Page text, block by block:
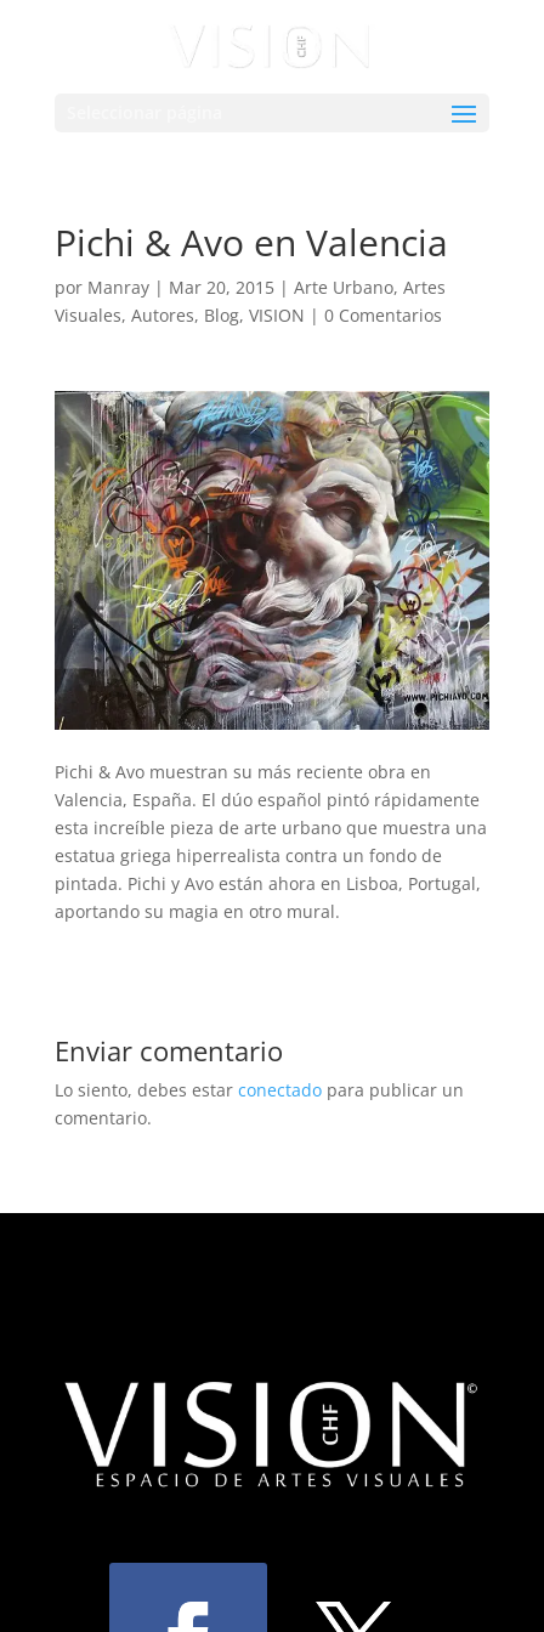
Pichi & Avo en Valencia
por Manray| Mar 20, 2015| Arte Urbano, Artes
Visuales, Autores, Blog, VISION | 0 Comentarios
Pichi & Avo muestran su más reciente obra en
Valencia, España. El dúo español pintó rápidamente
esta increíble pieza de arte urbano que muestra una
estatua griega hiperrealista contra un fondo de
pintada. Pichi y Avo están ahora en Lisboa, Portugal,
aportando su magia en otro mural.
Enviar comentario
Lo siento, debes estar conectadopara publicar un
comentario.